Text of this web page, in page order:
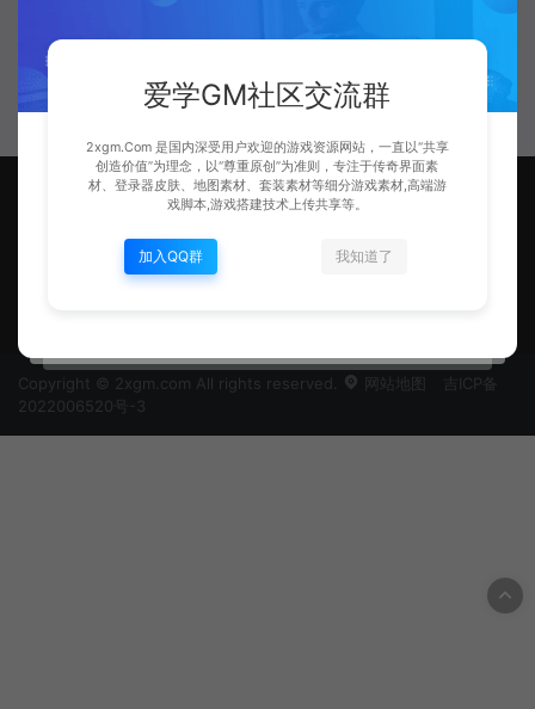
2xgm.Com 是国内深受用户欢迎的游戏资源网站，一直以“共享创造价值”为理
Copyright © 2xgm.com All rights reserved. 网站地图
吉ICP备
2022006520号-3
爱学GM社区交流群
2xgm.Com 是国内深受用户欢迎的游戏资源网站，一直以“共享
创造价值”为理念，以“尊重原创”为准则，专注于传奇界面素
材、登录器皮肤、地图素材、套装素材等细分游戏素材,高端游
戏脚本,游戏搭建技术上传共享等。
加入QQ群 我知道了